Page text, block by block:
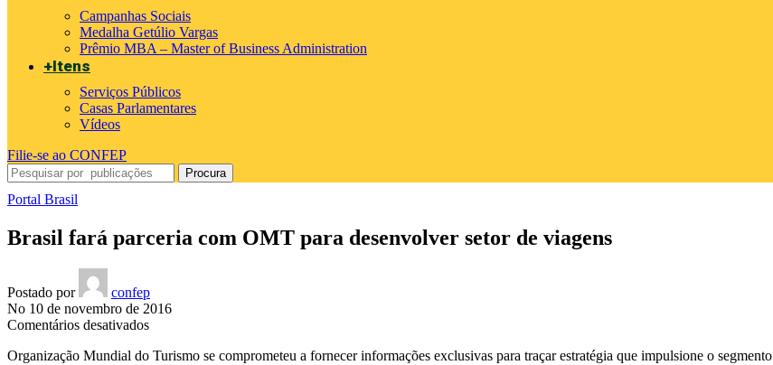
Campanhas Sociais
Medalha Getúlio Vargas
Prêmio MBA – Master of Business Administration
+Itens
Serviços Públicos
Casas Parlamentares
Vídeos
Filie-se ao CONFEP
Procura
Portal Brasil
Brasil fará parceria com OMT para desenvolver setor de viagens
Postado por
confep
No 10 de novembro de 2016
Comentários desativadosem
fará
Organização Mundial do Turismo se comprometeu a fornecer informações exclusivas para traçar estratégia que impulsione o segmento